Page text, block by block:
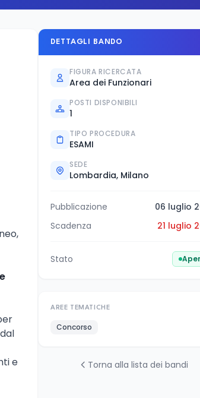
e
DETTAGLI BANDO
FIGURA RICERCATA
Area dei Funzionari
POSTI DISPONIBILI
1
TIPO PROCEDURA
ESAMI
SEDE
Lombardia, Milano
Pubblicazione
06 luglio
Scadenza
21 luglio
Stato
AREE TEMATICHE
Concorso
Torna alla lista dei bandi